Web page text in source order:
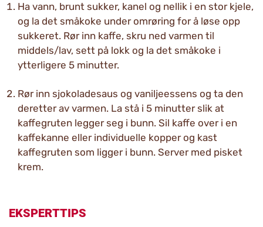
Ha vann, brunt sukker, kanel og nellik i en stor kjele,
og la det småkoke under omrøring for å løse opp
sukkeret. Rør inn kaffe, skru ned varmen til
middels/lav, sett på lokk og la det småkoke i
ytterligere 5 minutter.
Rør inn sjokoladesaus og vaniljeessens og ta den
deretter av varmen. La stå i 5 minutter slik at
kaffegruten legger seg i bunn. Sil kaffe over i en
kaffekanne eller individuelle kopper og kast
kaffegruten som ligger i bunn. Server med pisket
krem.
EKSPERTTIPS